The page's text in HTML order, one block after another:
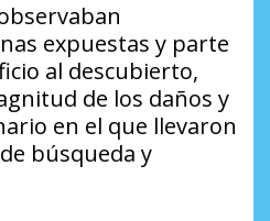
expuestas y parte
al descubierto,
de los daños y
en el que llevaron
búsqueda y